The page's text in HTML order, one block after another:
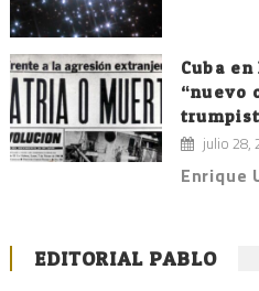
Cuba
“nuevo
julio 28,
Enrique
EDITORIAL PABLO